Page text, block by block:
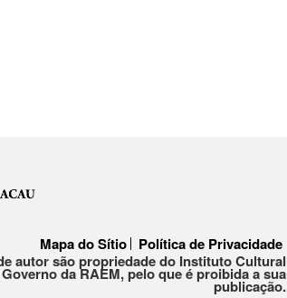
Mapa do Sítio
Política de Privacidade
autor são propriedade do Instituto Cultural
da RAEM, pelo que é proibida a sua
publicação.